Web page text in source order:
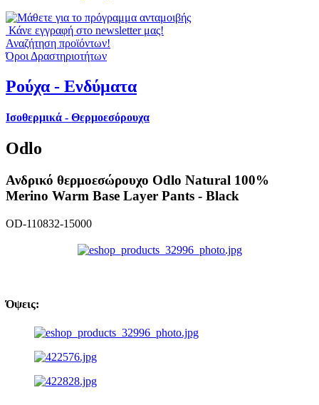
Κάνε εγγραφή στο newsletter μας!
Αναζήτηση προϊόντων!
Όροι Δραστηριοτήτων
Ρούχα - Ενδύματα
Ισοθερμικά - Θερμοεσόρουχα
Odlo
Ανδρικό θερμοεσώρουχο Odlo Natural 100%
Merino Warm Base Layer Pants - Black
OD-110832-15000
Όψεις: